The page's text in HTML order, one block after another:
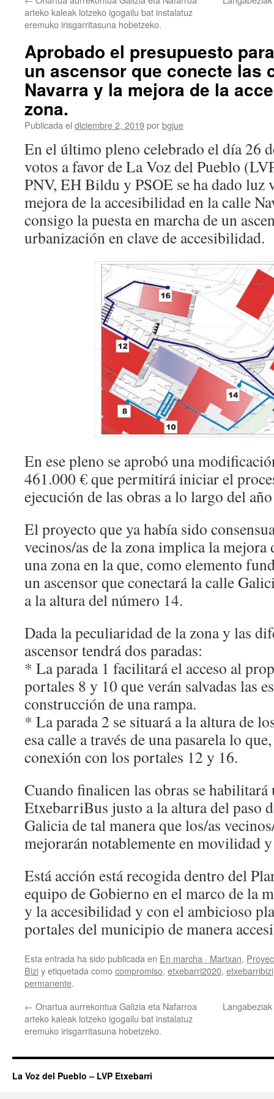
arteko kaleak lotzeko igogailu bat instalatuz
eremuko irisgarritasuna hobetzeko.
Aprobado el presupuesto
un ascensor que conecte las
Navarra y la mejora de la
zona.
Publicada el diciembre 2, 2019porbgjue
En el último pleno celebrado el día 26
votos a favor de La Voz del Pueblo
PNV, EH Bildu y PSOE se ha dado luz
mejora de la accesibilidad en la calle
consigo la puesta en marcha de un
urbanización en clave de accesibilidad.
En ese pleno se aprobó una
461.000 € que permitirá iniciar el
ejecución de las obras a lo largo del
El proyecto que ya había sido
vecinos/as de la zona implica la mejora
una zona en la que, como elemento
un ascensor que conectará la calle
a la altura del número 14.
Dada la peculiaridad de la zona y las
ascensor tendrá dos paradas:
* La parada 1 facilitará el acceso al
portales 8 y 10 que verán salvadas las
construcción de una rampa.
* La parada 2 se situará a la altura de
esa calle a través de una pasarela lo
conexión con los portales 12 y 16.
Cuando finalicen las obras se habilitará
EtxebarriBus justo a la altura del paso
Galicia de tal manera que los/as
mejorarán notablemente en movilidad
Está acción está recogida dentro del
equipo de Gobierno en el marco de la
y la accesibilidad y con el ambicioso
portales del municipio de manera
Esta entrada ha sido publicada en En marcha · Martxan,
Biziy etiquetada comocompromiso, etxebarri2020, etxebarribizi
permanente.
← Onartua aurrekontua Galizia eta Nafarroa
arteko kaleak lotzeko igogailu bat instalatuz
eremuko irisgarritasuna hobetzeko.
La Voz del Pueblo – LVP Etxebarri